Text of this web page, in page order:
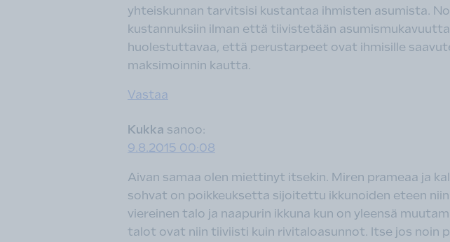
yhteiskunnan tarvitsisi kustantaa ihmisten asumista.
kustannuksiin ilman että tiivistetään
huolestuttavaa, että perustarpeet ovat ihmisille
maksimoinnin kautta.
Vastaa
Kukka sanoo:
9.8.2015 00:08
Aivan samaa olen miettinyt itsekin. Miren prameaa ja
sohvat on poikkeuksetta sijoitettu ikkunoiden eteen
viereinen talo ja naapurin ikkuna kun on yleensä
talot ovat niin tiiviisti kuin rivitaloasunnot. Itse jos noin